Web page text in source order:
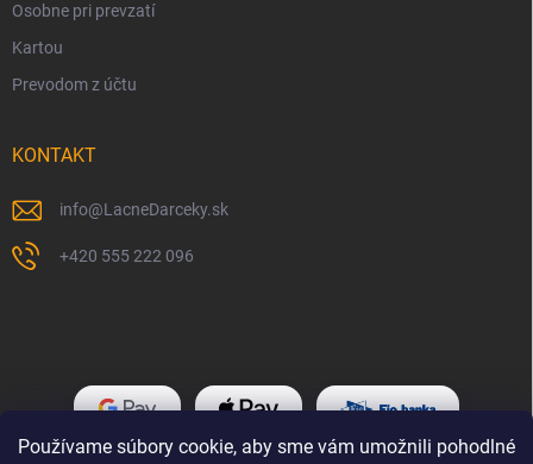
Používame súbory cookie, aby sme vám umožnili pohodlné
Osobne pri prevzatí
Kartou
Prevodom z účtu
KONTAKT
info@LacneDarceky.sk
+420 555 222 096